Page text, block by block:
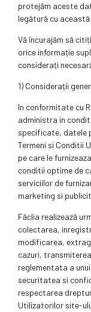
protejăm aceste
legătură cu
Vă încurajăm să
orice informație
considerați
1) Considerații
In conformitate cu
administra in
specificate, datele
Termeni si Conditii
pe care le
conditii optime de
serviciilor de
marketing si
Făclia realizează
colectarea,
modificarea,
cazuri,
reglementata a
securitatea si
respectarea
Utilizatorilor site-